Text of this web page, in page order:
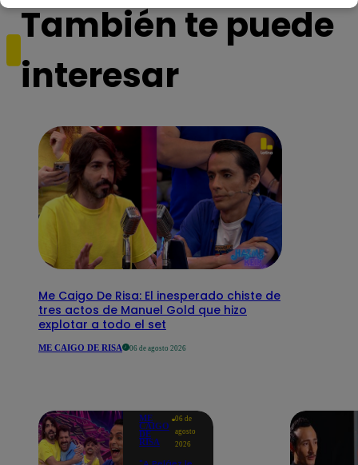
También te puede
interesar
Me Caigo De Risa: El inesperado chiste de
tres actos de Manuel Gold que hizo
explotar a todo el set
ME CAIGO DE RISA 06 de agosto 2026
ME
CAIGO
DE
RISA
06 de
agosto
2026